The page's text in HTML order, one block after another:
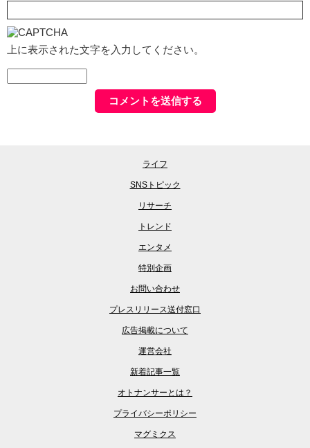
上に表示された文字を入力してください。
ライフ
SNSトピック
リサーチ
トレンド
エンタメ
特別企画
お問い合わせ
プレスリリース送付窓口
広告掲載について
運営会社
新着記事一覧
オトナンサーとは？
プライバシーポリシー
マグミクス